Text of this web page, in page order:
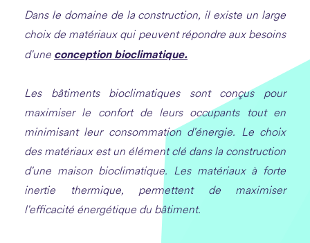
Dans le domaine de la construction, il existe un large
choix de matériaux qui peuvent répondre aux besoins
d'une conception bioclimatique.
Les bâtiments bioclimatiques sont conçus pour
maximiser le confort de leurs occupants tout en
minimisant leur consommation d'énergie. Le choix
des matériaux est un élément clé dans la construction
d'une maison bioclimatique. Les matériaux à forte
inertie thermique, permettent de maximiser
l'efficacité énergétique du bâtiment.